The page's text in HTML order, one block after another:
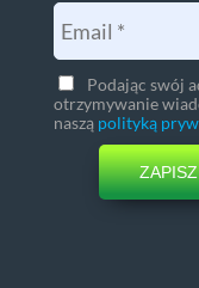
Podając swój
otrzymywanie
naszą polityką